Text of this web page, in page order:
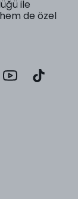
ile
de özel